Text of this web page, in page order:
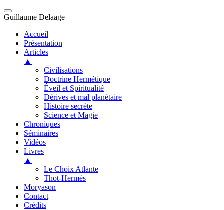
Guillaume Delaage
Accueil
Présentation
Articles
▲
Civilisations
Doctrine Hermétique
Éveil et Spiritualité
Dérives et mal planétaire
Histoire secrète
Science et Magie
Chroniques
Séminaires
Vidéos
Livres
▲
Le Choix Atlante
Thot-Hermès
Moryason
Contact
Crédits